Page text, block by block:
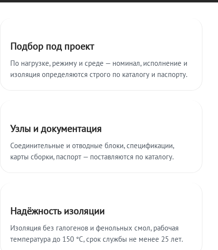
Подбор под проект
По нагрузке, режиму и среде — номинал, исполнение и
изоляция определяются строго по каталогу и паспорту.
Узлы и документация
Соединительные и отводные блоки, спецификации,
карты сборки, паспорт — поставляются по каталогу.
Надёжность изоляции
Изоляция без галогенов и фенольных смол, рабочая
температура до 150 °C, срок службы не менее 25 лет.